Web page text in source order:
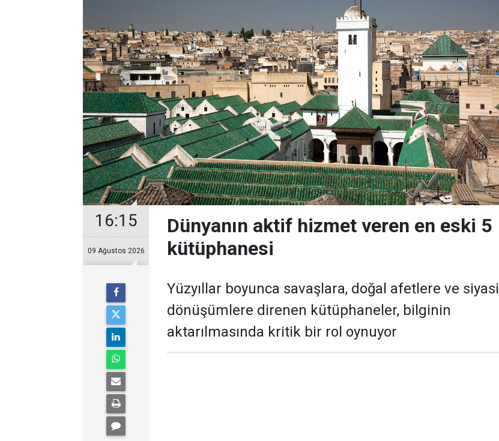
16:15
09 Ağustos 2026
Dünyanın aktif hizmet veren en eski 5
kütüphanesi
Yüzyıllar boyunca savaşlara, doğal afetlere ve siyasi
dönüşümlere direnen kütüphaneler, bilginin
aktarılmasında kritik bir rol oynuyor